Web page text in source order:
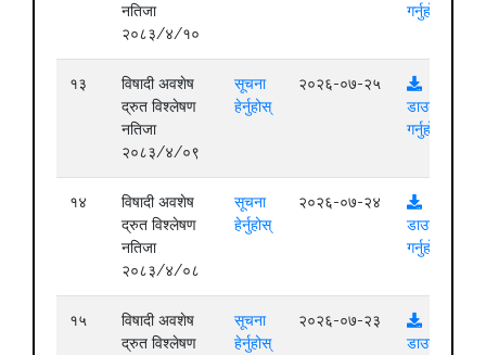
नतिजा
२०८३/४/१०
गर्नुहोस्
१३
विषादी अवशेष
द्रुत विश्लेषण
नतिजा
२०८३/४/०९
सूचना
हेर्नुहोस्
२०२६-०७-२५
डाउनलोड
गर्नुहोस्
१४
विषादी अवशेष
द्रुत विश्लेषण
नतिजा
२०८३/४/०८
सूचना
हेर्नुहोस्
२०२६-०७-२४
डाउनलोड
गर्नुहोस्
१५
विषादी अवशेष
द्रुत विश्लेषण
सूचना
हेर्नुहोस्
२०२६-०७-२३
डाउनलोड